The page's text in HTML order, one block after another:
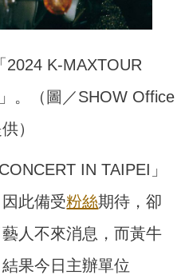
K-MAXTOUR
。（圖／SHOW Office
）
IN TAIPEI」
此備受粉絲期待，卻
人不來消息，而黃牛
果今日主辦單位